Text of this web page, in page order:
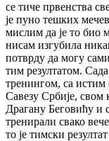
се тиче првенства
је пуно тешких
мислим да је то био
нисам изгубила
потврду да могу
тим резултатом.
тренингом, са
Савезу Србије,
Драгану Беговићу и
тренирали свако
то је тимски